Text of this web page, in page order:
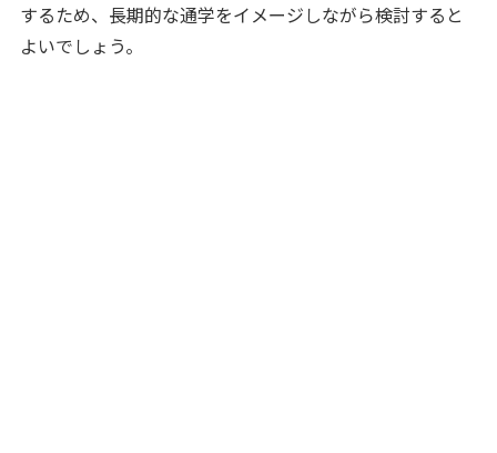
するため、長期的な通学をイメージしながら検討すると
よいでしょう。